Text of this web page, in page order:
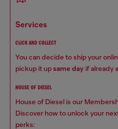
services
CLICK AND COLLECT
You can decide to ship your
pickup it upsame day if already
HOUSE OF DIESEL
House of Diesel is our
Discover how to unlock your
perks: